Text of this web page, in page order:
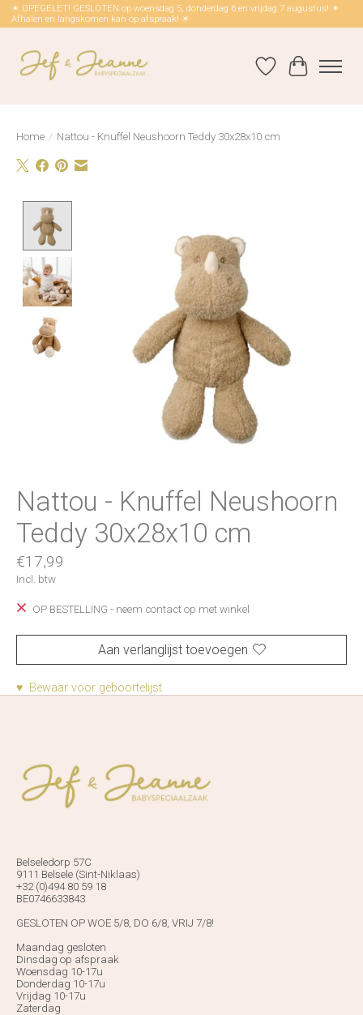
☀ OPEGELET! GESLOTEN op woensdag 5, donderdag 6 en vrijdag 7 augustus! ☀
Afhalen en langskomen kan op afspraak! ☀
Verlanglijst
Home / Nattou - Knuffel Neushoorn Teddy 30x28x10 cm
Nattou - Knuffel Neushoorn
Teddy 30x28x10 cm
€17,99
Incl. btw
OP BESTELLING - neem contact op met winkel
Aan verlanglijst toevoegen
♥ Bewaar voor geboortelijst
Belseledorp 57C
9111 Belsele (Sint-Niklaas)
+32 (0)494 80 59 18
BE0746633843
GESLOTEN OP WOE 5/8, DO 6/8, VRIJ 7/8!
Maandag gesloten
Dinsdag op afspraak
Woensdag 10-17u
Donderdag 10-17u
Vrijdag 10-17u
Zaterdag